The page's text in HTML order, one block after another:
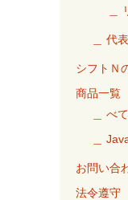
＿
＿ 代
シフトＮ
商品一覧
＿ べ
＿
お問い合
法令遵守